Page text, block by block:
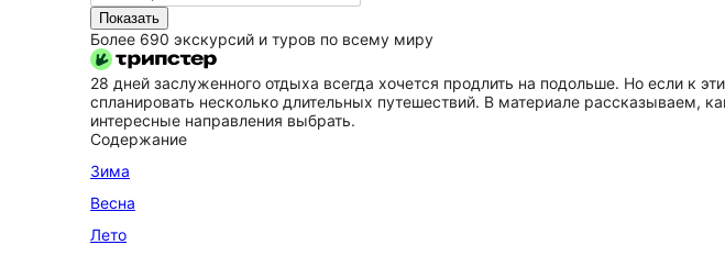
Показать
Более 690 экскурсий и туров по всему миру
28 дней заслуженного отдыха всегда хочется продлить на подольше. Но если к
спланировать несколько длительных путешествий. В материале рассказываем,
интересные направления выбрать.
Содержание
Зима
Весна
Лето